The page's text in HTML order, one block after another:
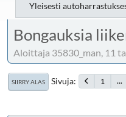
Yleisesti
Bongauksia
Aloittaja 35830_man, 11
SIIRRY ALAS Sivuja 1 ...